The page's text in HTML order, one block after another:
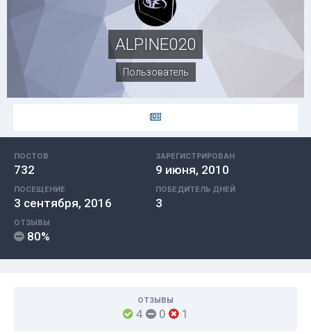
ALPINE020
Пользователь
ПОСТОВ
732
ЗАРЕГИСТРИРОВАН
9 июня, 2010
ПОСЕЩЕНИЕ
3 сентября, 2016
ПОБЕДИТЕЛЬ ДНЕЙ
3
ОТЗЫВЫ
80%
ОТЗЫВЫ
4 0 1